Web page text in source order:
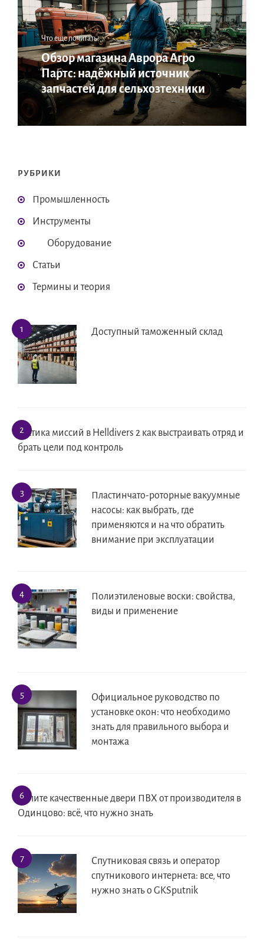
Что еще почитать:
Обзор магазина Аврора Агро
Партс: надёжный источник
запчастей для сельхозтехники
РУБРИКИ
Промышленность
Инструменты
Оборудование
Статьи
Термины и теория
Доступный таможенный склад
Тактика миссий в Helldivers 2 как выстраивать отряд и
брать цели под контроль
Пластинчато-роторные вакуумные
насосы: как выбрать, где
применяются и на что обратить
внимание при эксплуатации
Полиэтиленовые воски: свойства,
виды и применение
Официальное руководство по
установке окон: что необходимо
знать для правильного выбора и
монтажа
Купите качественные двери ПВХ от производителя в
Одинцово: всё, что нужно знать
Спутниковая связь и оператор
спутникового интернета: все, что
нужно знать о GKSputnik